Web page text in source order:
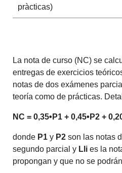
pràcticas)
La nota de curso (NC) se
entregas de exercicios
notas de dos exámenes
teoría como de prácticas.
NC = 0,35•P1 + 0,45•P2 +
donde P1 y P2 son las notas
segundo parcial y Lli es la
propongan y que no se